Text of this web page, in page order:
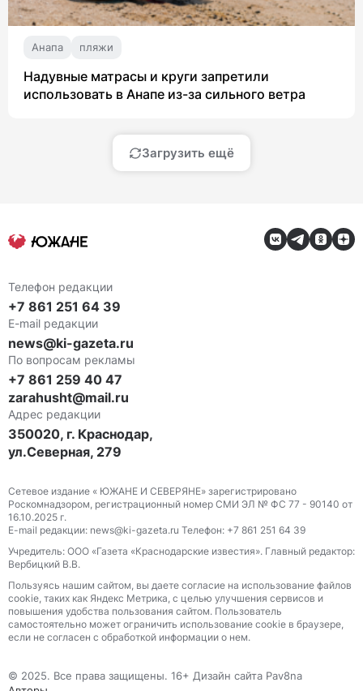
Анапа пляжи
Надувные матрасы и круги запретили
использовать в Анапе из-за сильного ветра
Загрузить ещё
Телефон редакции
+7 861 251 64 39
E-mail редакции
news@ki-gazeta.ru
По вопросам рекламы
+7 861 259 40 47
zarahusht@mail.ru
Адрес редакции
350020, г. Краснодар,
ул.Северная, 279
Сетевое издание « ЮЖАНЕ И СЕВЕРЯНЕ» зарегистрировано
Роскомнадзором, регистрационный номер СМИ ЭЛ № ФС 77 - 90140 от
16.10.2025 г.
E-mail редакции: news@ki-gazeta.ru Телефон: +7 861 251 64 39
Учредитель: ООО «Газета «Краснодарские известия». Главный редактор:
Вербицкий В.В.
Пользуясь нашим сайтом, вы даете согласие на использование файлов
сооkіе, таких как Яндекс Метрика, с целью улучшения сервисов и
повышения удобства пользования сайтом. Пользователь
самостоятельно может ограничить использование сооkіе в браузере,
если не согласен с обработкой информации о нем.
© 2025. Все права защищены. 16+ Дизайн сайта Pav8na